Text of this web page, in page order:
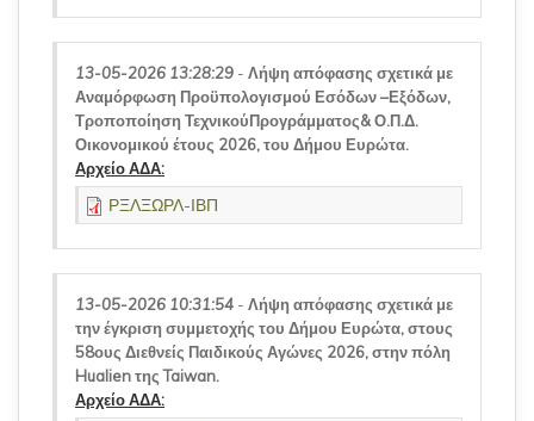
13-05-2026 13:28:29 - Λήψη απόφασης σχετικά με
Αναμόρφωση Προϋπολογισμού Εσόδων –Εξόδων,
Τροποποίηση ΤεχνικούΠρογράμματος& Ο.Π.Δ.
Οικονομικού έτους 2026, του Δήμου Ευρώτα.
Αρχείο ΑΔΑ:
ΡΞΛΞΩΡΛ-ΙΒΠ
13-05-2026 10:31:54 - Λήψη απόφασης σχετικά με
την έγκριση συμμετοχής του Δήμου Ευρώτα, στους
58ους Διεθνείς Παιδικούς Αγώνες 2026, στην πόλη
Hualien της Taiwan.
Αρχείο ΑΔΑ: